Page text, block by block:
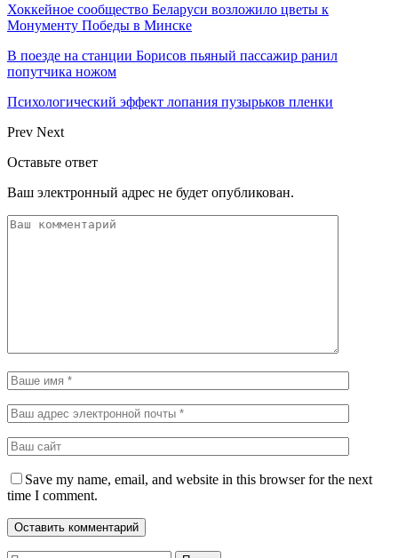
Хоккейное сообщество Беларуси возложило цветы к
Монументу Победы в Минске
В поезде на станции Борисов пьяный пассажир ранил
попутчика ножом
Психологический эффект лопания пузырьков пленки
Prev Next
Оставьте ответ
Ваш электронный адрес не будет опубликован.
Save my name, email, and website in this browser for the next
time I comment.